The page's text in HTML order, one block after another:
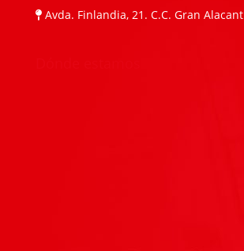
Avda. Finlandia, 21. C.C. Gran Alacant